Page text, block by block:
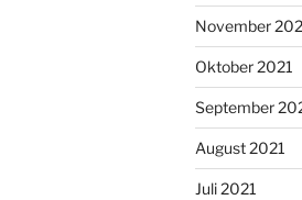
November
Oktober 2021
September
August 2021
Juli 2021